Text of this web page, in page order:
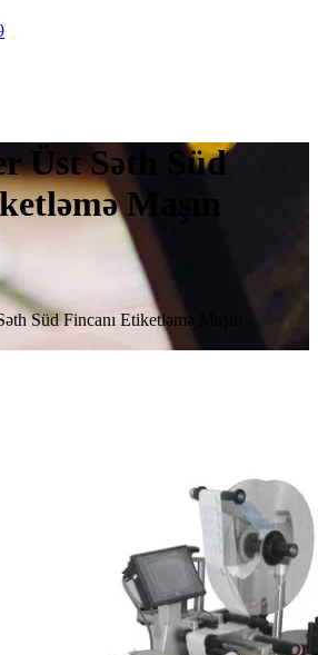
Üst Səth Süd
Maşın
Süd Fincanı Etiketləmə Maşın